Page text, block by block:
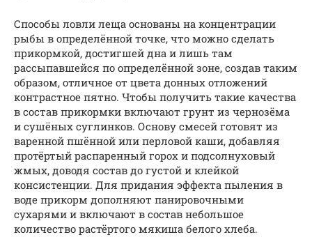
Способы ловли леща основаны на концентрации
рыбы в определённой точке, что можно сделать
прикормкой, достигшей дна и лишь там
рассыпавшейся по определённой зоне, создав таким
образом, отличное от цвета донных отложений
контрастное пятно. Чтобы получить такие качества
в состав прикормки включают грунт из чернозёма
и сушёных суглинков. Основу смесей готовят из
варенной пшённой или перловой каши, добавляя
протёртый распаренный горох и подсолнуховый
жмых, доводя состав до густой и клейкой
консистенции. Для придания эффекта пыления в
воде прикорм дополняют панировочными
сухарями и включают в состав небольшое
количество растёртого мякиша белого хлеба.